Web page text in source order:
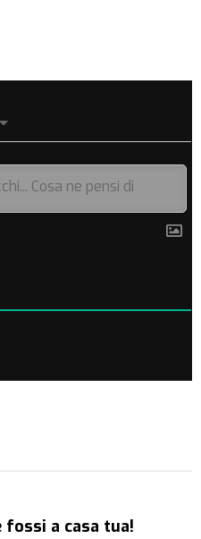
fossi a casa tua!